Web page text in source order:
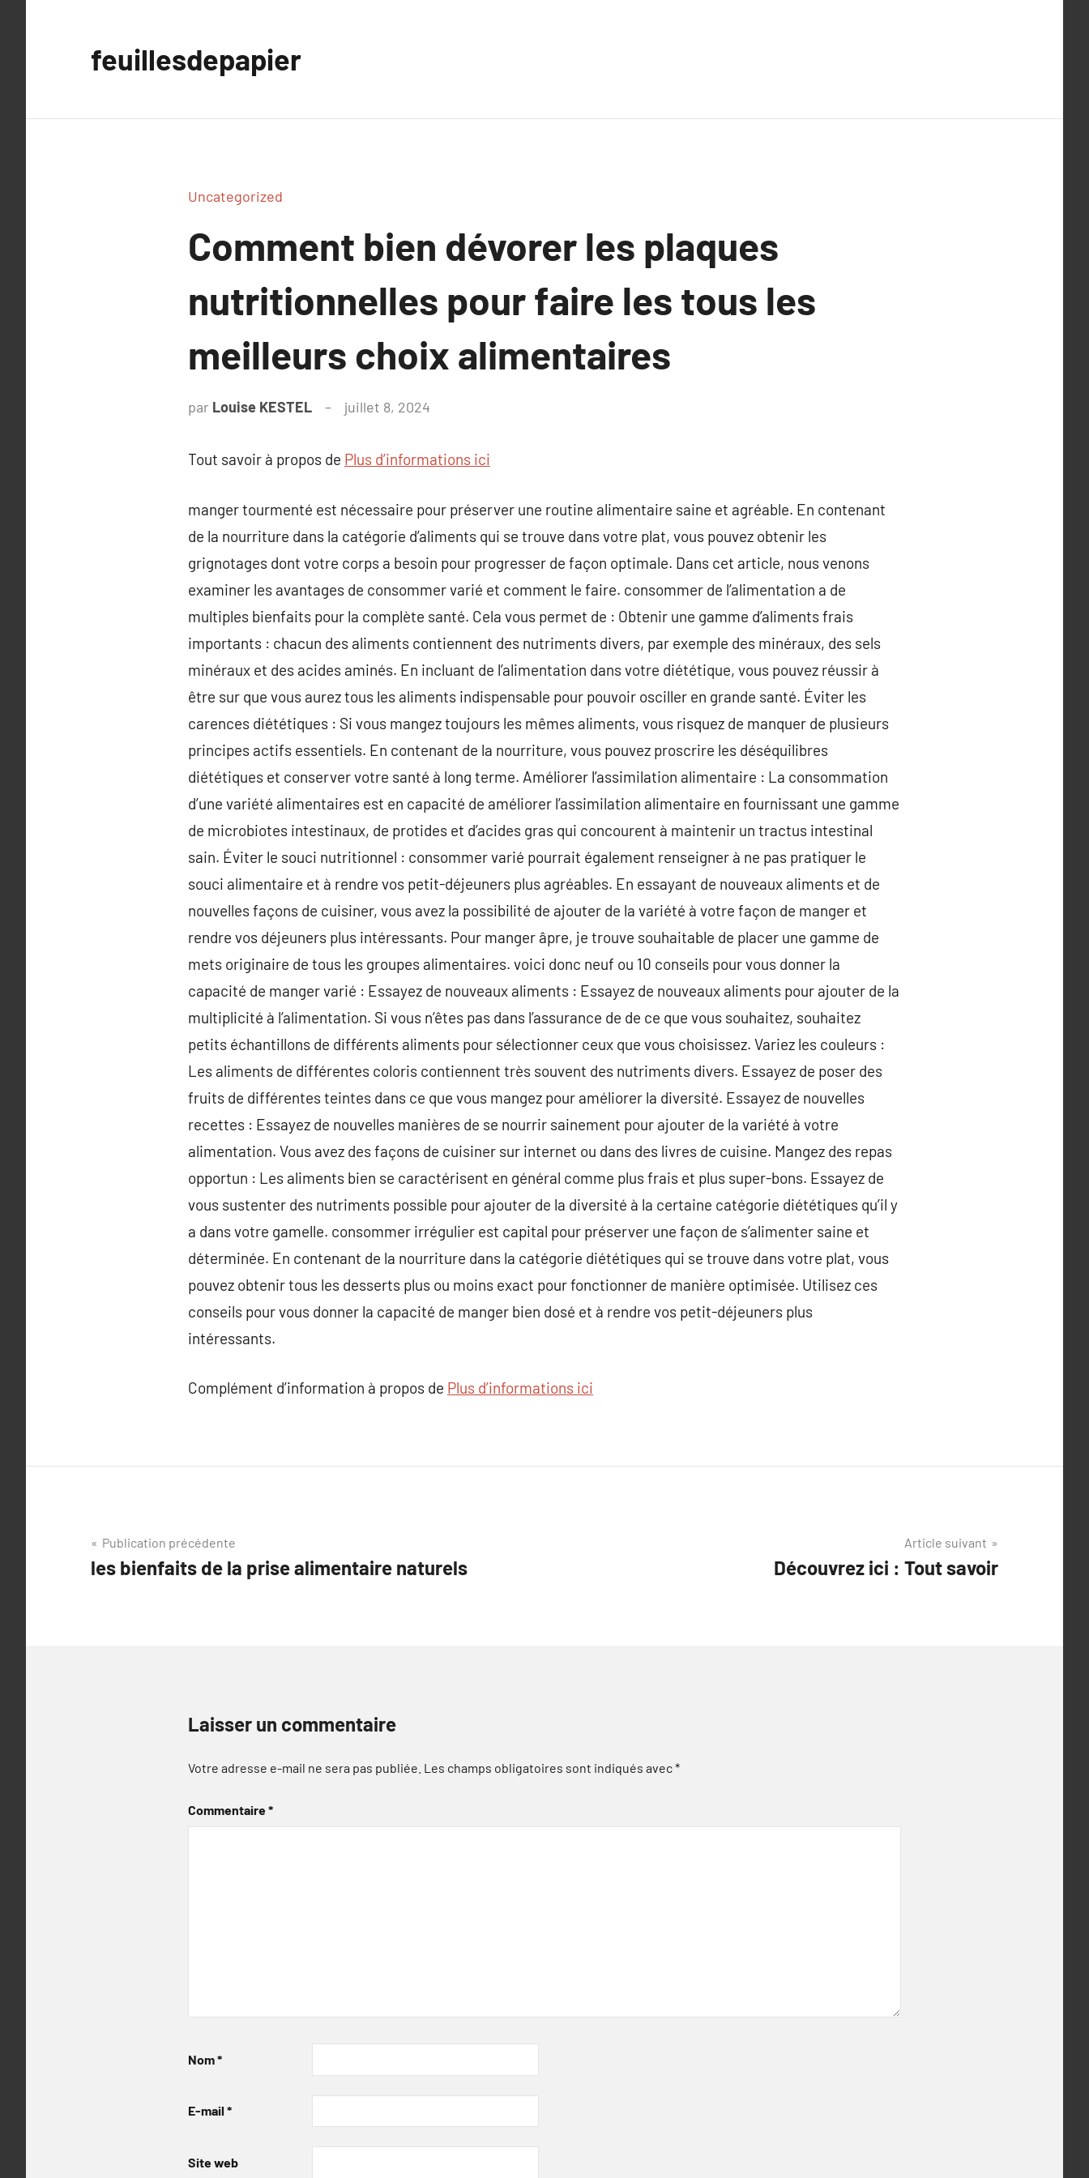
feuillesdepapier
Uncategorized
Comment bien dévorer les plaques
nutritionnelles pour faire les tous les
meilleurs choix alimentaires
par Louise KESTEL juillet 8, 2024
Tout savoir à propos de Plus d’informations ici
manger tourmenté est nécessaire pour préserver une routine alimentaire saine et agréable. En contenant
de la nourriture dans la catégorie d’aliments qui se trouve dans votre plat, vous pouvez obtenir les
grignotages dont votre corps a besoin pour progresser de façon optimale. Dans cet article, nous venons
examiner les avantages de consommer varié et comment le faire. consommer de l’alimentation a de
multiples bienfaits pour la complète santé. Cela vous permet de : Obtenir une gamme d’aliments frais
importants : chacun des aliments contiennent des nutriments divers, par exemple des minéraux, des sels
minéraux et des acides aminés. En incluant de l’alimentation dans votre diététique, vous pouvez réussir à
être sur que vous aurez tous les aliments indispensable pour pouvoir osciller en grande santé. Éviter les
carences diététiques : Si vous mangez toujours les mêmes aliments, vous risquez de manquer de plusieurs
principes actifs essentiels. En contenant de la nourriture, vous pouvez proscrire les déséquilibres
diététiques et conserver votre santé à long terme. Améliorer l’assimilation alimentaire : La consommation
d’une variété alimentaires est en capacité de améliorer l’assimilation alimentaire en fournissant une gamme
de microbiotes intestinaux, de protides et d’acides gras qui concourent à maintenir un tractus intestinal
sain. Éviter le souci nutritionnel : consommer varié pourrait également renseigner à ne pas pratiquer le
souci alimentaire et à rendre vos petit-déjeuners plus agréables. En essayant de nouveaux aliments et de
nouvelles façons de cuisiner, vous avez la possibilité de ajouter de la variété à votre façon de manger et
rendre vos déjeuners plus intéressants. Pour manger âpre, je trouve souhaitable de placer une gamme de
mets originaire de tous les groupes alimentaires. voici donc neuf ou 10 conseils pour vous donner la
capacité de manger varié : Essayez de nouveaux aliments : Essayez de nouveaux aliments pour ajouter de la
multiplicité à l’alimentation. Si vous n’êtes pas dans l’assurance de de ce que vous souhaitez, souhaitez
petits échantillons de différents aliments pour sélectionner ceux que vous choisissez. Variez les couleurs :
Les aliments de différentes coloris contiennent très souvent des nutriments divers. Essayez de poser des
fruits de différentes teintes dans ce que vous mangez pour améliorer la diversité. Essayez de nouvelles
recettes : Essayez de nouvelles manières de se nourrir sainement pour ajouter de la variété à votre
alimentation. Vous avez des façons de cuisiner sur internet ou dans des livres de cuisine. Mangez des repas
opportun : Les aliments bien se caractérisent en général comme plus frais et plus super-bons. Essayez de
vous sustenter des nutriments possible pour ajouter de la diversité à la certaine catégorie diététiques qu’il y
a dans votre gamelle. consommer irrégulier est capital pour préserver une façon de s’alimenter saine et
déterminée. En contenant de la nourriture dans la catégorie diététiques qui se trouve dans votre plat, vous
pouvez obtenir tous les desserts plus ou moins exact pour fonctionner de manière optimisée. Utilisez ces
conseils pour vous donner la capacité de manger bien dosé et à rendre vos petit-déjeuners plus
intéressants.
Complément d’information à propos de Plus d’informations ici
Navigation
de
Publication précédente
les bienfaits de la prise alimentaire naturels
Article suivant
Découvrez ici : Tout savoir
Laisser un commentaire
Votre adresse e-mail ne sera pas publiée. Les champs obligatoires sont indiqués avec*
Commentaire*
Nom*
E-mail *
Site web